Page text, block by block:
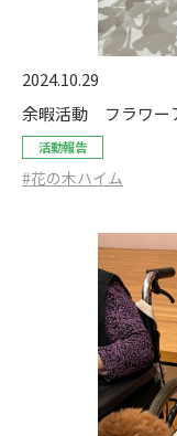
2024.10.29
余暇活動 フラワー
活動報告
#花の木ハイム